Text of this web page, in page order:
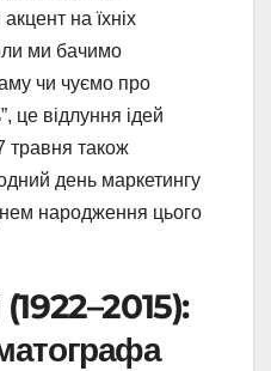
на їхніх
ми бачимо
чи чуємо про
це відлуння ідей
травня також
день маркетингу
народження цього